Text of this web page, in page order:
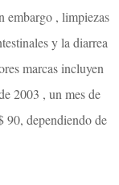
embargo , limpiezas
y la diarrea
marcas incluyen
2003 , un mes de
90, dependiendo de